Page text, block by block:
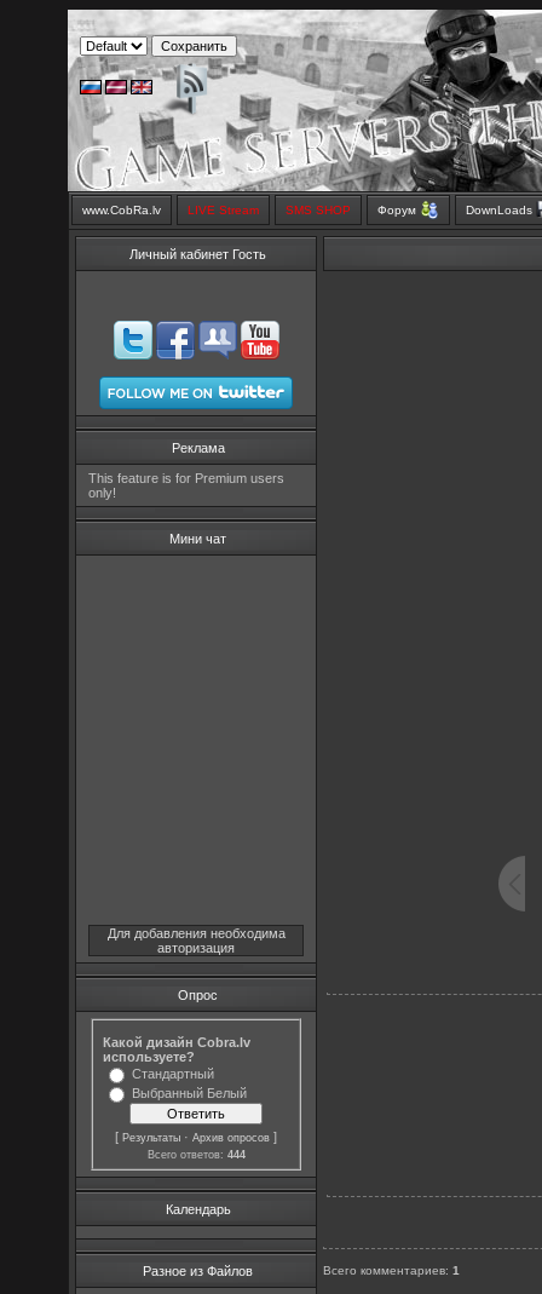
www.CobRa.lv LIVE Stream SMS SHOP Форум DownLoads
Личный кабинет Гость
Реклама
This feature is for Premium users
only!
Мини чат
Для добавления необходима
авторизация
Опрос
Какой дизайн Cobra.lv
используете?
Стандартный
Выбранный Белый
[Результаты ·Архив опросов ]
Всего ответов: 444
Календарь
Разное из Файлов Всего комментариев:1